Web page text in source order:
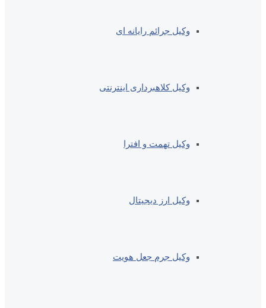
وکیل جرائم رایانه ای
وکیل کلاهبرداری اینترنتی
وکیل تهمت و افترا
وکیل ارز دیجیتال
وکیل جرم جعل هویت